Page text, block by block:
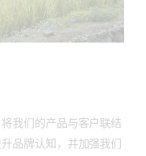
我们的产品与客户联结
品牌认知，并加强我们